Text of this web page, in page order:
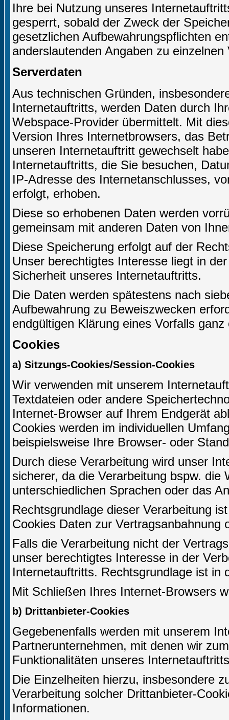
Ihre bei Nutzung unseres
gesperrt, sobald der Zweck der
gesetzlichen Aufbewahrungspflichten
anderslautenden Angaben zu
Serverdaten
Aus technischen Gründen,
Internetauftritts, werden Daten durch
Webspace-Provider übermittelt. Mit
Version Ihres Internetbrowsers, das
unseren Internetauftritt gewechselt
Internetauftritts, die Sie besuchen,
IP-Adresse des Internetanschlusses,
erfolgt, erhoben.
Diese so erhobenen Daten werden
gemeinsam mit anderen Daten von
Diese Speicherung erfolgt auf der
Unser berechtigtes Interesse liegt in
Sicherheit unseres Internetauftritts.
Die Daten werden spätestens nach
Aufbewahrung zu Beweiszwecken
endgültigen Klärung eines Vorfalls
Cookies
a) Sitzungs-Cookies/Session-Cookies
Wir verwenden mit unserem
Textdateien oder andere
Internet-Browser auf Ihrem Endgerät
Cookies werden im individuellen
beispielsweise Ihre Browser- oder
Durch diese Verarbeitung wird unser
sicherer, da die Verarbeitung bspw.
unterschiedlichen Sprachen oder das
Rechtsgrundlage dieser Verarbeitung
Cookies Daten zur Vertragsanbahnung
Falls die Verarbeitung nicht der
unser berechtigtes Interesse in der
Internetauftritts. Rechtsgrundlage ist in
Mit Schließen Ihres Internet-Browsers
b) Drittanbieter-Cookies
Gegebenenfalls werden mit unserem
Partnerunternehmen, mit denen wir
Funktionalitäten unseres
Die Einzelheiten hierzu, insbesondere
Verarbeitung solcher Drittanbieter-
Informationen.